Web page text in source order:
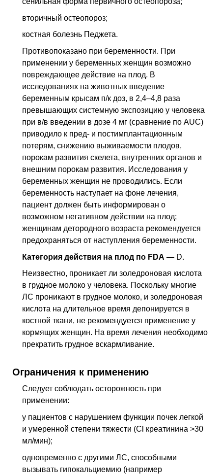
вторичный остеопороз;
костная болезнь Педжета.
Противопоказано при беременности. При
применении у беременных женщин возможно
повреждающее действие на плод. В
исследованиях на животных введение
беременным крысам п/к доз, в 2,4–4,8 раза
превышающих системную экспозицию у человека
при в/в введении в дозе 4 мг (сравнение по AUC)
приводило к пред- и постимплантационным
потерям, снижению выживаемости плодов,
порокам развития скелета, внутренних органов и
внешним порокам развития. Исследования у
беременных женщин не проводились. Если
беременность наступает на фоне лечения,
пациент должен быть информирован о
возможном негативном действии на плод;
женщинам детородного возраста рекомендуется
предохраняться от наступления беременности.
Категория действия на плод по FDA — D.
Неизвестно, проникает ли золедроновая кислота
в грудное молоко у человека. Поскольку многие
ЛС проникают в грудное молоко, и золедроновая
кислота на длительное время депонируется в
костной ткани, не рекомендуется применение у
кормящих женщин. На время лечения необходимо
прекратить грудное вскармливание.
Ограничения к применению
Следует соблюдать осторожность при
применении:
у пациентов с нарушением функции почек легкой
и умеренной степени тяжести (Cl креатинина >30
мл/мин);
одновременно с другими ЛС, способными
вызывать гипокальциемию (например